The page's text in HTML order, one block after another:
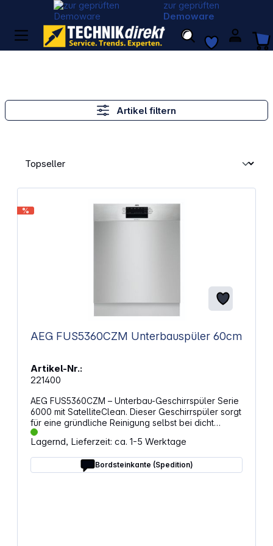
zur geprüften
Demoware
Artikel filtern
%
AEG FUS5360CZM Unterbauspüler 60cm
Artikel-Nr.:
221400
AEG FUS5360CZM – Unterbau-Geschirrspüler Serie
6000 mit SatelliteClean. Dieser Geschirrspüler sorgt
für eine gründliche Reinigung selbst bei dicht
gestapeltem Geschirr. Durch die spezielle
Wasserverteilung erreichst du jede Fläche und
entfernst selbst hartnäckige Rückstände. So erhältst
du ein sauberes Ergebnis ohne zusätzlichen
Lagernd, Lieferzeit: ca. 1-5 Werktage
Bordsteinkante (Spedition)